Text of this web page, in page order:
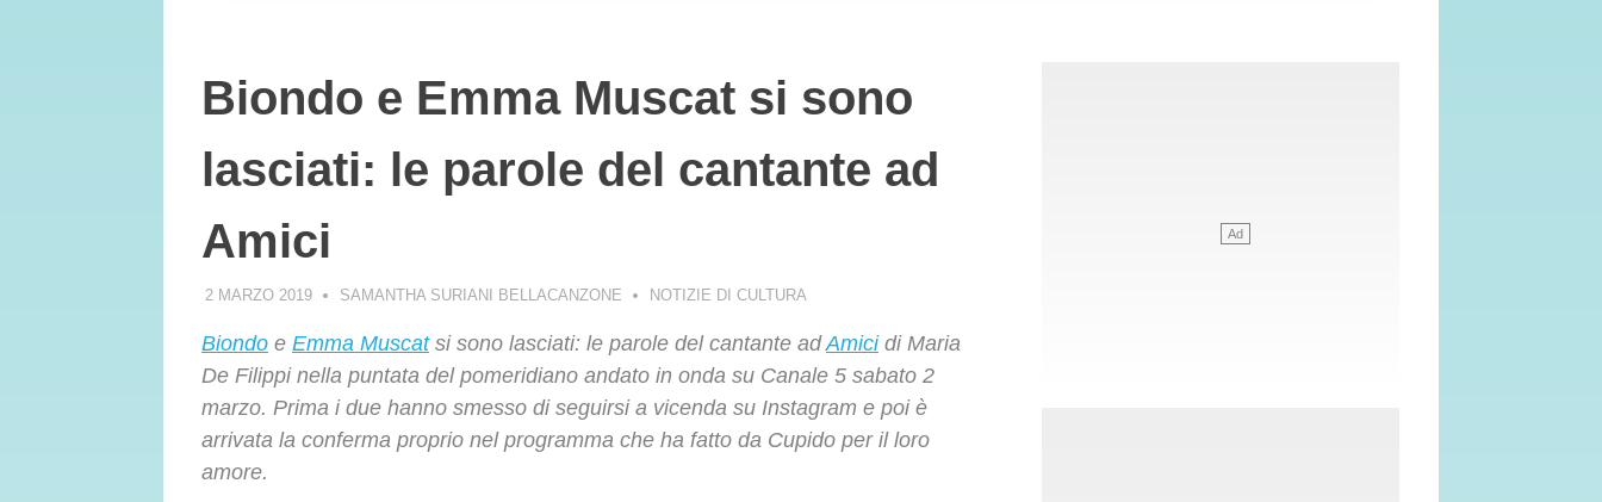
Biondo e Emma Muscat si sono
lasciati: le parole del cantante ad
Amici
2 MARZO 2019 SAMANTHA SURIANI BELLACANZONE NOTIZIE DI CULTURA
Biondo e Emma Muscatsi sono lasciati: le parole del cantante adAmicidi Maria
De Filippi nella puntata del pomeridiano andato in onda su Canale 5 sabato 2
marzo. Prima i due hanno smesso di seguirsi a vicenda su Instagram e poi è
arrivata la conferma proprio nel programma che ha fatto da Cupido per il loro
amore.